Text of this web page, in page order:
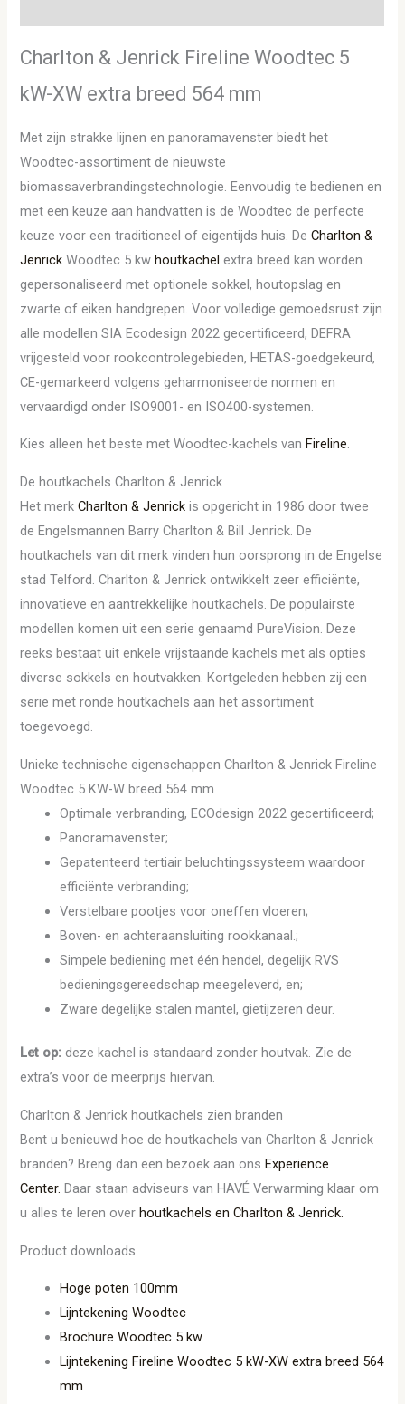
Charlton & Jenrick Fireline Woodtec 5
kW-XW extra breed 564 mm
Met zijn strakke lijnen en panoramavenster biedt het
Woodtec-assortiment de nieuwste
biomassaverbrandingstechnologie. Eenvoudig te bedienen en
met een keuze aan handvatten is de Woodtec de perfecte
keuze voor een traditioneel of eigentijds huis. DeCharlton &
Jenrick Woodtec 5 kwhoutkachel extra breed kan worden
gepersonaliseerd met optionele sokkel, houtopslag en
zwarte of eiken handgrepen. Voor volledige gemoedsrust zijn
alle modellen SIA Ecodesign 2022 gecertificeerd, DEFRA
vrijgesteld voor rookcontrolegebieden, HETAS-goedgekeurd,
CE-gemarkeerd volgens geharmoniseerde normen en
vervaardigd onder ISO9001- en ISO400-systemen.
Kies alleen het beste met Woodtec-kachels van Fireline.
De houtkachels Charlton & Jenrick
Het merk Charlton & Jenrick is opgericht in 1986 door twee
de Engelsmannen Barry Charlton & Bill Jenrick. De
houtkachels van dit merk vinden hun oorsprong in de Engelse
stad Telford. Charlton & Jenrick ontwikkelt zeer efficiënte,
innovatieve en aantrekkelijke houtkachels. De populairste
modellen komen uit een serie genaamd PureVision. Deze
reeks bestaat uit enkele vrijstaande kachels met als opties
diverse sokkels en houtvakken. Kortgeleden hebben zij een
serie met ronde houtkachels aan het assortiment
toegevoegd.
Unieke technische eigenschappen Charlton & Jenrick Fireline
Woodtec 5 KW-W breed 564 mm
Optimale verbranding, ECOdesign 2022 gecertificeerd;
Panoramavenster;
Gepatenteerd tertiair beluchtingssysteem waardoor
efficiënte verbranding;
Verstelbare pootjes voor oneffen vloeren;
Boven- en achteraansluiting rookkanaal.;
Simpele bediening met één hendel, degelijk RVS
bedieningsgereedschap meegeleverd, en;
Zware degelijke stalen mantel, gietijzeren deur.
Let op:deze kachel is standaard zonder houtvak. Zie de
extra’s voor de meerprijs hiervan.
Charlton & Jenrick houtkachels zien branden
Bent u benieuwd hoe de houtkachels van Charlton & Jenrick
branden? Breng dan een bezoek aan onsExperience
Center. Daar staan adviseurs van HAVÉ Verwarming klaar om
u alles te leren overhoutkachels en Charlton & Jenrick.
Product downloads
Hoge poten 100mm
Lijntekening Woodtec
Brochure Woodtec 5 kw
Lijntekening Fireline Woodtec 5 kW-XW extra breed 564
mm